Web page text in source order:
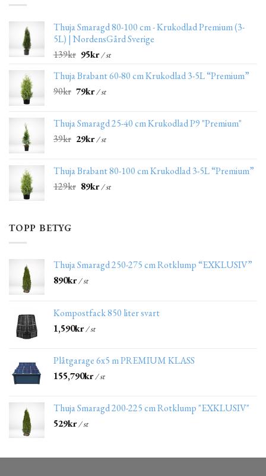
Thuja Smaragd 80-100 cm - Krukodlad Premium (3-
5L) | NordensGård Sverige
139kr 95kr/ st
Thuja Brabant 60-80 cm Krukodlad 3-5L “Premium”
90kr 79kr/ st
Thuja Smaragd 25-40 cm Krukodlad P9 "Premium"
39kr 29kr/ st
Thuja Brabant 80-100 cm Krukodlad 3-5L “Premium”
129kr 89kr/ st
TOPP BETYG
Thuja Smaragd 250-275 cm Rotklump “EXKLUSIV”
890kr/ st
Kompostfack 850 liter svart
1,590kr/ st
Plåtgarage 6x5 m PREMIUM KLASS
155,790kr/ st
Thuja Smaragd 200-225 cm Rotklump "EXKLUSIV"
529kr/ st